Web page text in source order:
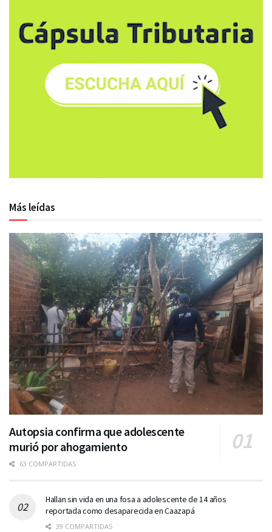
Más leídas
Autopsia confirma que adolescente
murió por ahogamiento
63 COMPARTIDAS
Hallan sin vida en una fosa a adolescente de 14 años
reportada como desaparecida en Caazapá
39 COMPARTIDAS